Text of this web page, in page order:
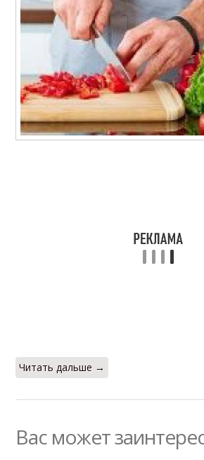
Читать дальше →
Вас может